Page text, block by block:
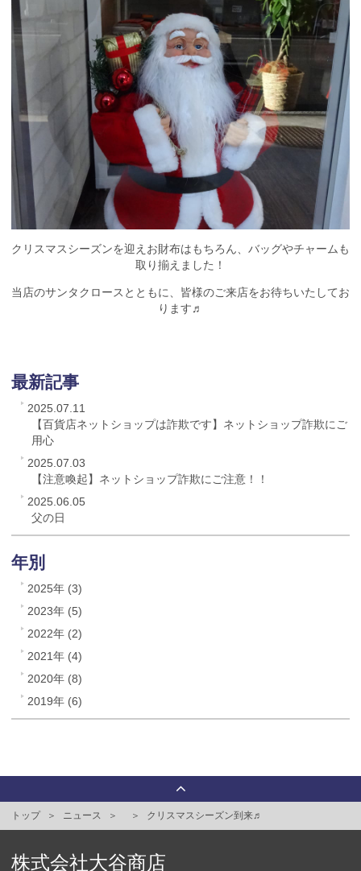
クリスマスシーズンを迎えお財布はもちろん、バッグやチャームも
取り揃えました！
当店のサンタクロースとともに、皆様のご来店をお待ちいたしてお
ります♬
最新記事
2025.07.11
【百貨店ネットショップは詐欺です】ネットショップ詐欺にご
用心
2025.07.03
【注意喚起】ネットショップ詐欺にご注意！！
2025.06.05
父の日
年別
2025年 (3)
2023年 (5)
2022年 (2)
2021年 (4)
2020年 (8)
2019年 (6)
トップ ニュース クリスマスシーズン到来♬
株式会社大谷商店